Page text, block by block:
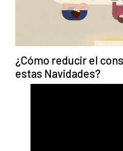
¿Cómo reducir el
estas Navidades?